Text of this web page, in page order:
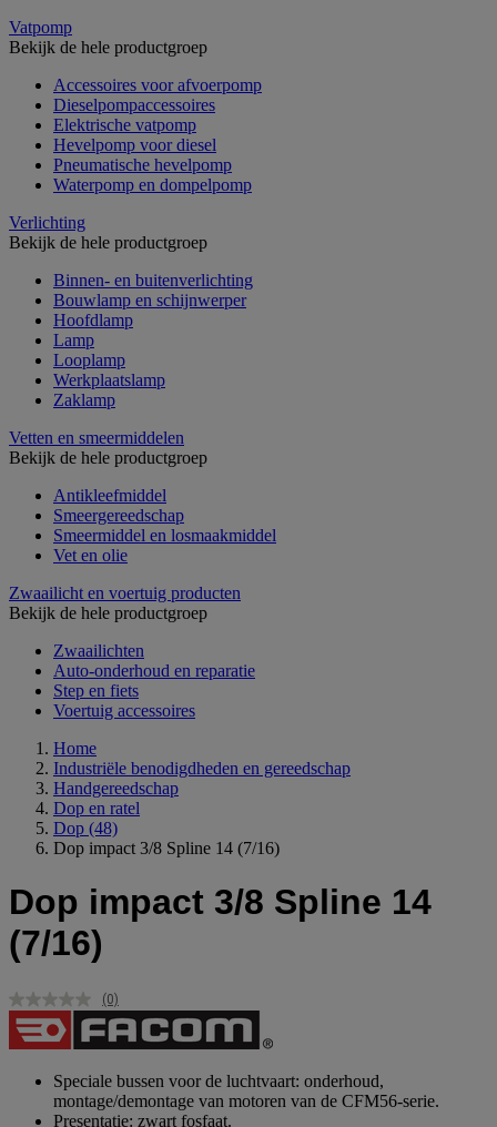
Vatpomp
Bekijk de hele productgroep
Accessoires voor afvoerpomp
Dieselpompaccessoires
Elektrische vatpomp
Hevelpomp voor diesel
Pneumatische hevelpomp
Waterpomp en dompelpomp
Verlichting
Bekijk de hele productgroep
Binnen- en buitenverlichting
Bouwlamp en schijnwerper
Hoofdlamp
Lamp
Looplamp
Werkplaatslamp
Zaklamp
Vetten en smeermiddelen
Bekijk de hele productgroep
Antikleefmiddel
Smeergereedschap
Smeermiddel en losmaakmiddel
Vet en olie
Zwaailicht en voertuig producten
Bekijk de hele productgroep
Zwaailichten
Auto-onderhoud en reparatie
Step en fiets
Voertuig accessoires
Home
Industriële benodigdheden en gereedschap
Handgereedschap
Dop en ratel
Dop (48)
Dop impact 3/8 Spline 14 (7/16)
Dop impact 3/8 Spline 14
(7/16)
Geen
scorewaarde.
Dezelfde
(0)
Speciale bussen voor de luchtvaart: onderhoud,
montage/demontage van motoren van de CFM56-serie.
Presentatie: zwart fosfaat.